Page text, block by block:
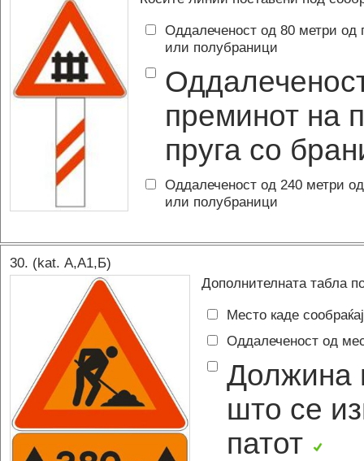
Оддалеченост од 80 метри од
или полубраници
преминот на
пруга со
Оддалеченост од 240 метри
или полубраници
30. (kat. А,A1,Б)
Дополнителната табла
Место каде
Оддалеченост од
Должина
што се
патот